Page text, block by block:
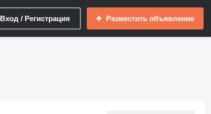
Вход / Регистрация Разместить объявление